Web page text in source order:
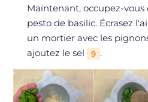
Maintenant, occupez-
pesto de basilic. Écrasez
un mortier avec les
ajoutez le sel
9 .